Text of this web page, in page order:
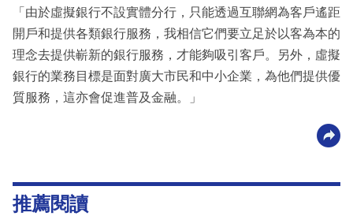
「由於虛擬銀行不設實體分行，只能透過互聯網為客戶遙距
開戶和提供各類銀行服務，我相信它們要立足於以客為本的
理念去提供嶄新的銀行服務，才能夠吸引客戶。另外，虛擬
銀行的業務目標是面對廣大市民和中小企業，為他們提供優
質服務，這亦會促進普及金融。」
推薦閱讀